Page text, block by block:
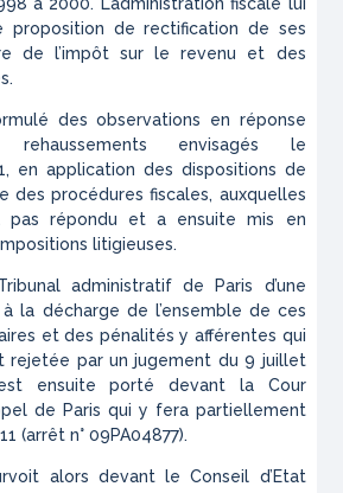
à 2000. L’administration fiscale lui
proposition de rectification de ses
de l’impôt sur le revenu et des
des observations en réponse
envisagés le
en application des dispositions de
des procédures fiscales, auxquelles
pas répondu et a ensuite mis en
litigieuses.
administratif de Paris d’une
la décharge de l’ensemble de ces
et des pénalités y afférentes qui
rejetée par un jugement du 9 juillet
ensuite porté devant la Cour
de Paris qui y fera partiellement
(arrêt n° 09PA04877).
alors devant le Conseil d’Etat